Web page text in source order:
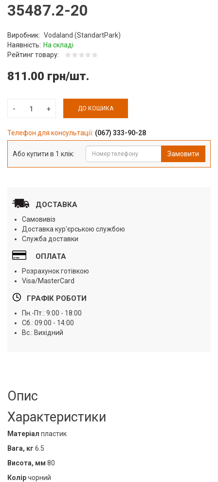
35487.2-20
Виробник: Vodaland (StandartPark)
Наявність: На складі
Рейтинг товару:
811.00 грн/шт.
ДО КОШИКА
Телефон для консультації: (067) 333-90-28
Або купити в 1 клік: Замовити
ДОСТАВКА
Самовивіз
Доставка кур'єрською службою
Служба доставки
ОПЛАТА
Розрахунок готівкою
Visa/MasterCard
ГРАФІК РОБОТИ
Пн.-Пт.: 9:00 - 18:00
Сб.: 09:00 - 14:00
Вс.: Вихідний
Опис
Характеристики
Матеріал пластик
Вага, кг 6.5
Висота, мм 80
Колірчорний